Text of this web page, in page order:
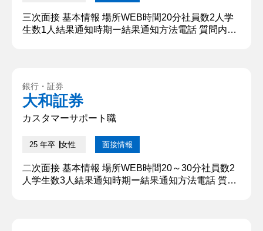
三次面接 基本情報 場所WEB時間20分社員数2人学
生数1人結果通知時期ー結果通知方法電話 質問内
です。私は教育関係会社の事務スタッフとして働い
ています。業務内容は電話対応が多くを占めてお
り、その中で保護者や...
銀行・証券
大和証券
カスタマーサポート職
25 年卒 女性 面接情報
二次面接 基本情報 場所WEB時間20～30分社員数2
人学生数3人結果通知時期ー結果通知方法電話 質問